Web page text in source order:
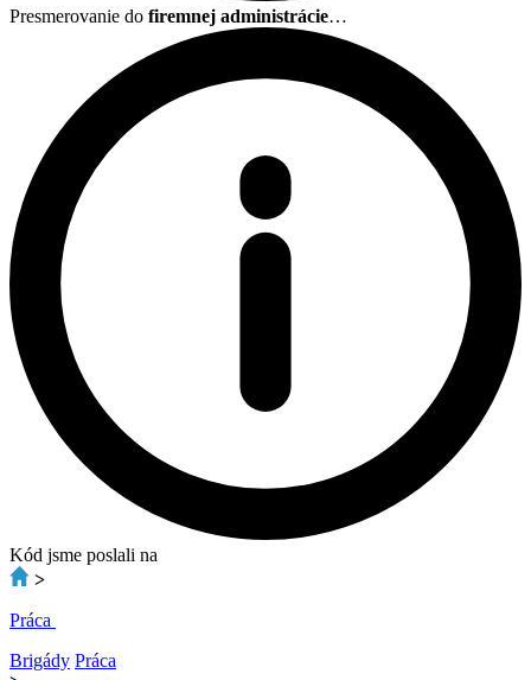
Presmerovanie do firemnej administrácie…
Kód jsme poslali na
>
Práca
Brigády Práca